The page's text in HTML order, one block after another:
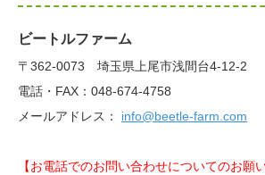
ビートルファーム
〒362-0073 埼玉県上尾市浅間台4-12-2
電話・FAX：048-674-4758
メールアドレス： info@beetle-farm.com
【お電話でのお問い合わせについてのお願